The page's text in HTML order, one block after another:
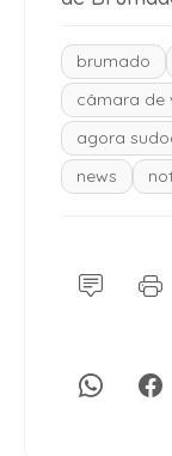
brumado
câmara de
agora
news